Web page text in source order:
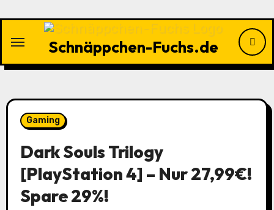
springen
Schnäppchen-Fuchs.de
Gaming
Dark Souls Trilogy
[PlayStation 4] – Nur 27,99€!
Spare 29%!